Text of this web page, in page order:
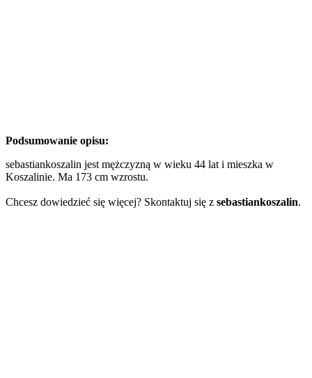
Podsumowanie opisu:
sebastiankoszalin jest mężczyzną w wieku 44 lat i mieszka w
Koszalinie. Ma 173 cm wzrostu.
Chcesz dowiedzieć się więcej? Skontaktuj się z sebastiankoszalin.